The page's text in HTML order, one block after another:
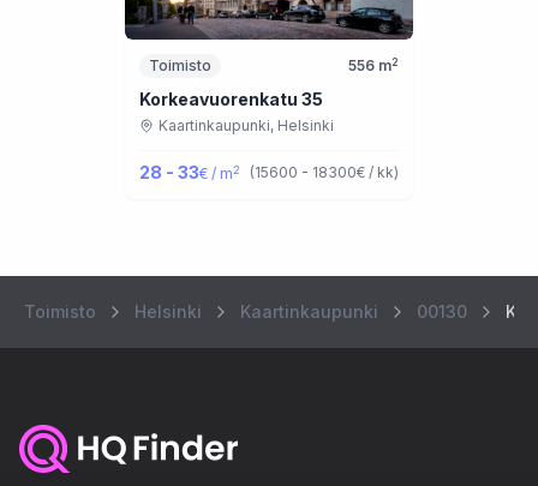
Toimisto 556 m2
Korkeavuorenkatu 35
Kaartinkaupunki, Helsinki
28 - 33€ / m2 (15600 - 18300€ / kk)
Toimisto Helsinki Kaartinkaupunki 00130